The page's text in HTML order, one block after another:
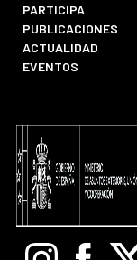
PARTICIPA
PUBLICACIONES
ACTUALIDAD
EVENTOS
Instagram X